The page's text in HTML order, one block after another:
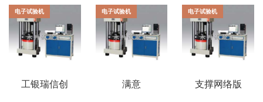
电子试验机
工银瑞信创
电子试验机
满意
电子试验机
支撑网络版